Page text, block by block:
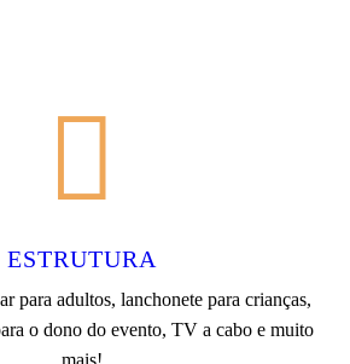
ESTRUTURA
para adultos, lanchonete para crianças,
o dono do evento, TV a cabo e muito
mais!